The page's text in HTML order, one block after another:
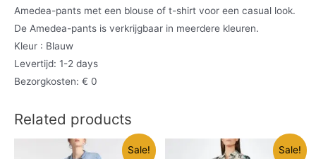
Amedea-pants met een blouse of t-shirt voor een casual look.
De Amedea-pants is verkrijgbaar in meerdere kleuren.
Kleur : Blauw
Levertijd: 1-2 days
Bezorgkosten: € 0
Related products
Sale! Sale!